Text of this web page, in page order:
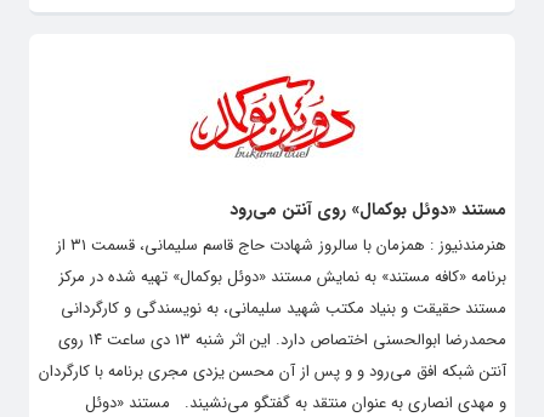
مستند «دوئل بوکمال» روی آنتن می‌رود
هنرمندنیوز : همزمان با سالروز شهادت حاج قاسم سلیمانی، قسمت ۳۱ از
برنامه «کافه مستند» به نمایش مستند «دوئل بوکمال» تهیه شده در مرکز
مستند حقیقت و بنیاد مکتب شهید سلیمانی، به نویسندگی و کارگردانی
محمدرضا ابوالحسنی اختصاص دارد. این اثر شنبه ۱۳ دی ساعت ۱۴ روی
آنتن شبکه افق می‌رود و و پس از آن محسن یزدی مجری برنامه با کارگردان
و مهدی انصاری به عنوان منتقد به گفتگو می‌نشیند. مستند «دوئل